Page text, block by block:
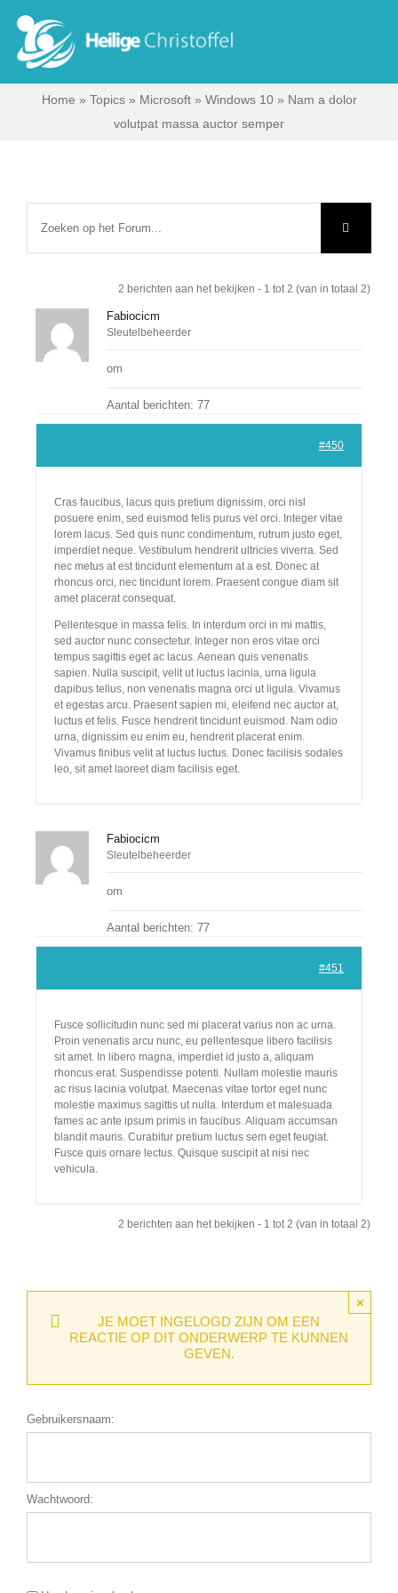
content
Ik zoek …
Bisdom Antwerpen
Lid Worden
Home » Topics» Microsoft» Windows 10» Nam a dolor
volutpat massa auctor semper
2 berichten aan het bekijken - 1 tot 2 (van in totaal 2)
Fabiocicm
Sleutelbeheerder
om
Aantal berichten: 77
#450
Cras faucibus, lacus quis pretium dignissim, orci nisl
posuere enim, sed euismod felis purus vel orci. Integer vitae
lorem lacus. Sed quis nunc condimentum, rutrum justo eget,
imperdiet neque. Vestibulum hendrerit ultricies viverra. Sed
nec metus at est tincidunt elementum at a est. Donec at
rhoncus orci, nec tincidunt lorem. Praesent congue diam sit
amet placerat consequat.
Pellentesque in massa felis. In interdum orci in mi mattis,
sed auctor nunc consectetur. Integer non eros vitae orci
tempus sagittis eget ac lacus. Aenean quis venenatis
sapien. Nulla suscipit, velit ut luctus lacinia, urna ligula
dapibus tellus, non venenatis magna orci ut ligula. Vivamus
et egestas arcu. Praesent sapien mi, eleifend nec auctor at,
luctus et felis. Fusce hendrerit tincidunt euismod. Nam odio
urna, dignissim eu enim eu, hendrerit placerat enim.
Vivamus finibus velit at luctus luctus. Donec facilisis sodales
leo, sit amet laoreet diam facilisis eget.
Fabiocicm
Sleutelbeheerder
om
Aantal berichten: 77
#451
Fusce sollicitudin nunc sed mi placerat varius non ac urna.
Proin venenatis arcu nunc, eu pellentesque libero facilisis
sit amet. In libero magna, imperdiet id justo a, aliquam
rhoncus erat. Suspendisse potenti. Nullam molestie mauris
ac risus lacinia volutpat. Maecenas vitae tortor eget nunc
molestie maximus sagittis ut nulla. Interdum et malesuada
fames ac ante ipsum primis in faucibus. Aliquam accumsan
blandit mauris. Curabitur pretium luctus sem eget feugiat.
Fusce quis ornare lectus. Quisque suscipit at nisi nec
vehicula.
2 berichten aan het bekijken - 1 tot 2 (van in totaal 2)
×
JE MOET INGELOGD ZIJN OM EEN
REACTIE OP DIT ONDERWERP TE KUNNEN
GEVEN.
Gebruikersnaam:
Wachtwoord: